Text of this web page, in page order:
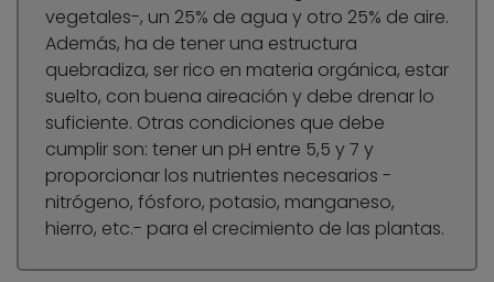
vegetales-, un 25% de agua y otro 25% de aire.
Además, ha de tener una estructura
quebradiza, ser rico en materia orgánica, estar
suelto, con buena aireación y debe drenar lo
suficiente. Otras condiciones que debe
cumplir son: tener un pH entre 5,5 y 7 y
proporcionar los nutrientes necesarios -
nitrógeno, fósforo, potasio, manganeso,
hierro, etc.- para el crecimiento de las plantas.